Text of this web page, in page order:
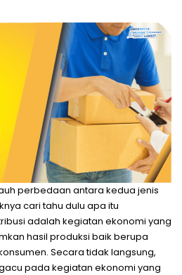
perbedaan antara kedua jenis
cari tahu dulu apa itu
adalah kegiatan ekonomi yang
hasil produksi baik berupa
Secara tidak langsung,
pada kegiatan ekonomi yang